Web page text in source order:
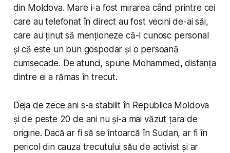
din Moldova. Mare i-a fost mirarea când printre cei
care au telefonat în direct au fost vecini de-ai săi,
care au ținut să menționeze că-l cunosc personal
și că este un bun gospodar și o persoană
cumsecade. De atunci, spune Mohammed, distanța
dintre ei a rămas în trecut.
Deja de zece ani s-a stabilit în Republica Moldova
și de peste 20 de ani nu și-a mai văzut țara de
origine. Dacă ar fi să se întoarcă în Sudan, ar fi în
pericol din cauza trecutului său de activist și ar